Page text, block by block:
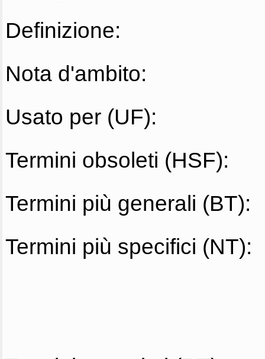
Definizione:
Nota d'ambito:
Usato per (UF):
Termini obsoleti (HSF):
Termini più generali (BT):
Termini più specifici (NT):